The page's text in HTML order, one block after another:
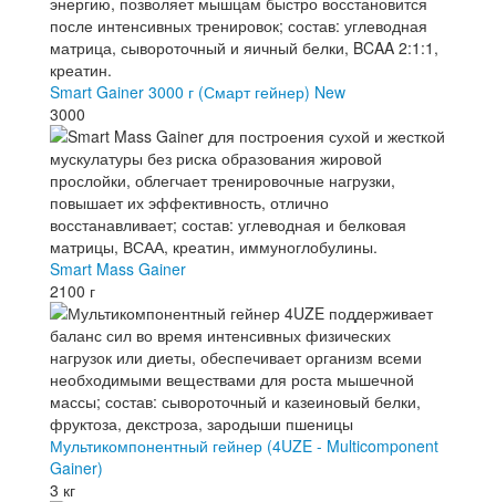
Smart Gainer 3000 г (Смарт гейнер) New
3000
Smart Mass Gainer
2100 г
Мультикомпонентный гейнер (4UZE - Multicomponent
Gainer)
3 кг